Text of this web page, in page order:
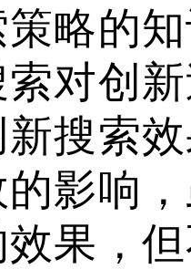
略的
对创
搜索
影响
果，